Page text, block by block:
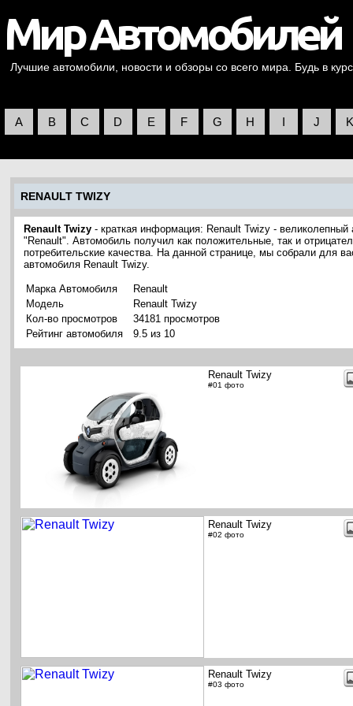
Лучшие автомобили, новости и обзоры со всего мира. Будь в
A B C D E F G H I J K
RENAULT TWIZY
Renault Twizy - краткая информация: Renault Twizy -
"Renault". Автомобиль получил как положительные, так и
потребительские качества. На данной странице, мы собрали для
автомобиля Renault Twizy.
Марка Автомобиля
Renault
Модель
Renault Twizy
Кол-во просмотров
34181 просмотров
Рейтинг автомобиля
9.5 из 10
Renault Twizy
#01 фото
Renault Twizy
#02 фото
Renault Twizy
#03 фото